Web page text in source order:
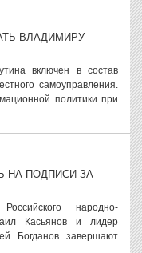
ВЛАДИМИРУ
включен в состав
самоуправления.
политики при
НА ПОДПИСИ ЗА
народно-
Касьянов и лидер
Богданов завершают